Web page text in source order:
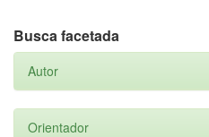
Busca facetada
Autor
Orientador